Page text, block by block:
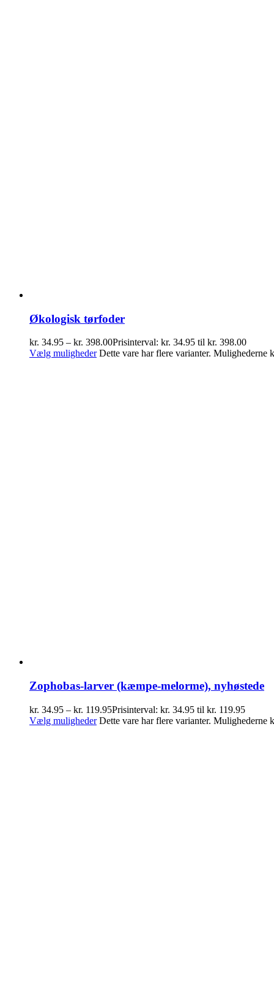
Økologisk tørfoder
kr. 34.95 – kr. 398.00Prisinterval: kr. 34.95 til kr. 398.00
Vælg muligheder Dette vare har flere varianter. Mulighederne
Zophobas-larver (kæmpe-melorme), nyhøstede
kr. 34.95 – kr. 119.95Prisinterval: kr. 34.95 til kr. 119.95
Vælg muligheder Dette vare har flere varianter. Mulighederne